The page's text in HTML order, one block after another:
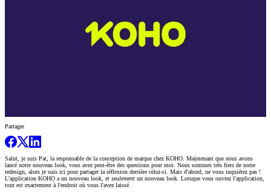
Partager
Salut, je suis Pat, la responsable de la conception de marque chez KOHO. Maintenant que nous avons
lancé notre nouveau look, vous avez peut-être des questions pour moi. Nous sommes très fiers de notre
redesign, alors je suis ici pour partager la réflexion derrière celui-ci. Mais d'abord, ne vous inquiétez pas !
L'application KOHO a un nouveau look, et seulement un nouveau look. Lorsque vous ouvrez l'application,
tout est exactement à l'endroit où vous l'avez laissé.